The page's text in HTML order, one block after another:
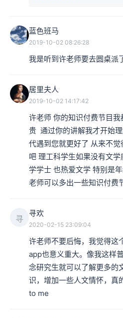
蓝色班马
2019-10-02 08:26:28
我是听到许老师要去圆桌派
居里夫人
2019-10-02 14:17:42
许老师 你的知识付费节目
贵  通过你的讲解我才开始
代遇到您就更好了 从来不
吧 理工科学生如果没有文
学学士 也热爱文学 特别是
老师可以多出一些知识付费
寻
寻欢
2020-02-15 23:09:04
许老师不要后悔，我觉得这
app也意义重大。像我这样
念研究生就可以了解更多的
识，增加一些人文情怀，
to me